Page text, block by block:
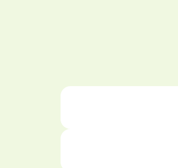
仕事が続かない人の特徴と対処法を解説！